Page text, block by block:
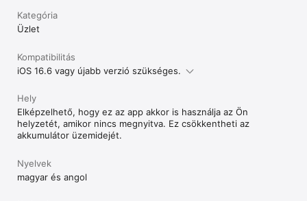
Jegyek és bérletek egy helyen
Metró gomb
Bérlet widget
Telepítsd a bérlet widgetet, helyezd el a telefonod
szállhass fel a metróra.
Kategória
Üzlet
Kompatibilitás
iOS 16.6 vagy újabb verzió szükséges.
Hely
Elképzelhető, hogy ez az app akkor is használja az Ön
helyzetét, amikor nincs megnyitva. Ez csökkentheti az
akkumulátor üzemidejét.
Nyelvek
magyar és angol